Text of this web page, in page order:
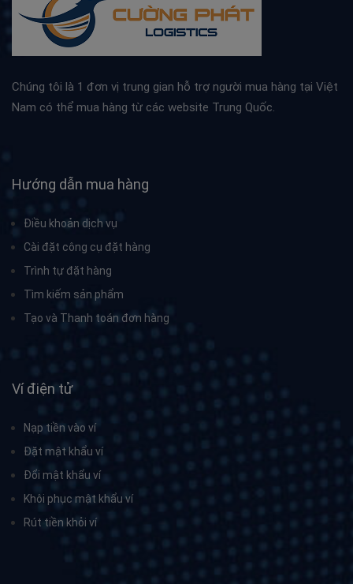
Chúng tôi là 1 đơn vị trung gian hỗ trợ người mua hàng tại Việt
Nam có thể mua hàng từ các website Trung Quốc.
Hướng dẫn mua hàng
Điều khoản dịch vụ
Cài đặt công cụ đặt hàng
Trình tự đặt hàng
Tìm kiếm sản phẩm
Tạo và Thanh toán đơn hàng
Ví điện tử
Nạp tiền vào ví
Đặt mật khẩu ví
Đổi mật khẩu ví
Khôi phục mật khẩu ví
Rút tiền khỏi ví